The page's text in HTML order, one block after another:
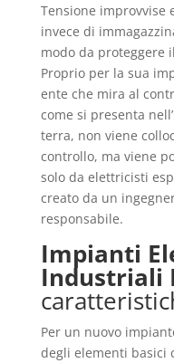
Tensione improvvise
invece di
modo da proteggere
Proprio per la sua
ente che mira al
come si presenta
terra, non viene
controllo, ma viene
solo da elettricisti
creato da un
responsabile.
Impianti
Industriali
Per un nuovo
degli elementi basici